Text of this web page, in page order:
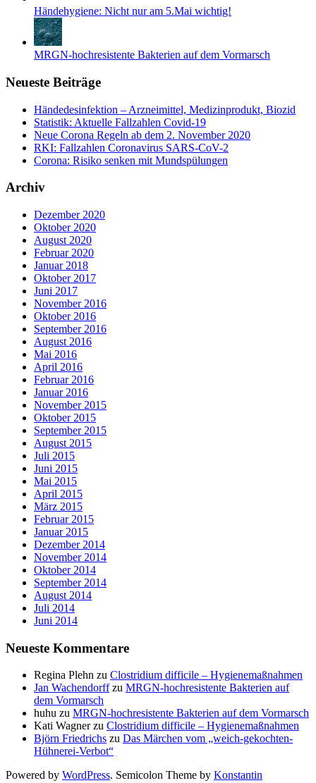
Händehygiene: Nicht nur am 5.Mai wichtig!
MRGN-hochresistente Bakterien auf dem Vormarsch
Neueste Beiträge
Händedesinfektion – Arzneimittel, Medizinprodukt, Biozid
Statistik: Aktuelle Fallzahlen Covid-19
Neue Corona Regeln ab dem 2. November 2020
RKI: Fallzahlen Coronavirus SARS-CoV-2
Corona: Risiko senken mit Mundspülungen
Archiv
Dezember 2020
Oktober 2020
August 2020
Februar 2020
Januar 2018
Oktober 2017
Juni 2017
November 2016
Oktober 2016
September 2016
August 2016
Mai 2016
April 2016
Februar 2016
Januar 2016
November 2015
Oktober 2015
September 2015
August 2015
Juli 2015
Juni 2015
Mai 2015
April 2015
März 2015
Februar 2015
Januar 2015
Dezember 2014
November 2014
Oktober 2014
September 2014
August 2014
Juli 2014
Juni 2014
Neueste Kommentare
Regina Plehn zu Clostridium difficile – Hygienemaßnahmen
Jan Wachendorffzu MRGN-hochresistente Bakterien auf
dem Vormarsch
huhu zu MRGN-hochresistente Bakterien auf dem Vormarsch
Kati Wagnerzu Clostridium difficile – Hygienemaßnahmen
Björn Friedrichs zu Das Märchen vom „weich-gekochten-
Hühnerei-Verbot“
Powered by WordPress. Semicolon Theme by Konstantin